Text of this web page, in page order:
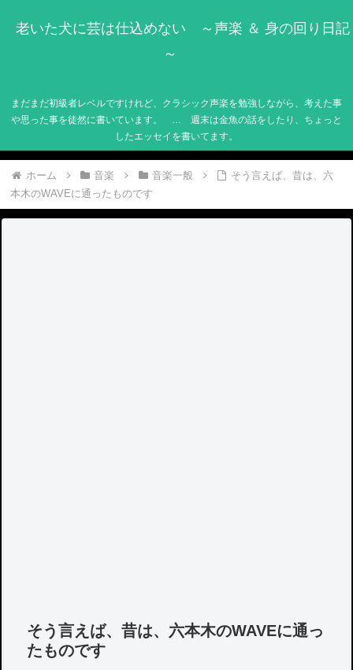
老いた犬に芸は仕込めない ～声楽 ＆ 身の回り日記
～
まだまだ初級者レベルですけれど、クラシック声楽を勉強しながら、考えた事
や思った事を徒然に書いています。 … 週末は金魚の話をしたり、ちょっと
したエッセイを書いてます。
ホーム 音楽 音楽一般
そう言えば、昔は、六
本木のWAVEに通ったものです
そう言えば、昔は、六本木のWAVEに通っ
たものです